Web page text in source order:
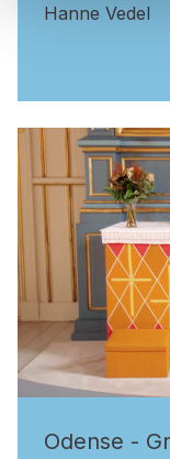
Hanne Vedel
Odense -